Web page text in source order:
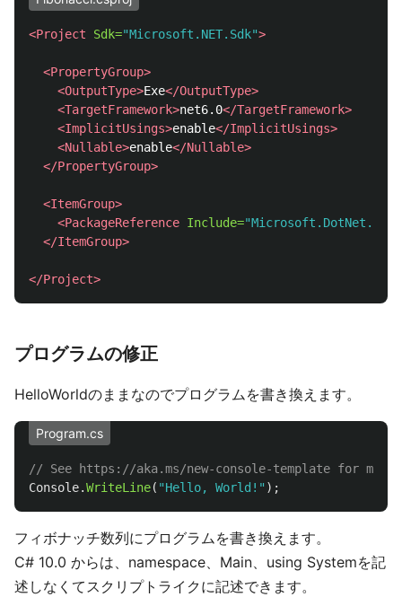
<Project Sdk="Microsoft.NET.Sdk">
<PropertyGroup>
<OutputType>Exe</OutputType>
<TargetFramework>net6.0</TargetFramework>
<ImplicitUsings>enable</ImplicitUsings>
<Nullable>enable</Nullable>
</PropertyGroup>
<ItemGroup>
<PackageReference Include=
</ItemGroup>
</Project>
プログラムの修正
HelloWorldのままなのでプログラムを書き換えます。
Program.cs
// See https://aka.ms/new-console-template for
Console.WriteLine( "Hello, World!" );
フィボナッチ数列にプログラムを書き換えます。
C# 10.0 からは、namespace、Main、using Systemを記
述しなくてスクリプトライクに記述できます。